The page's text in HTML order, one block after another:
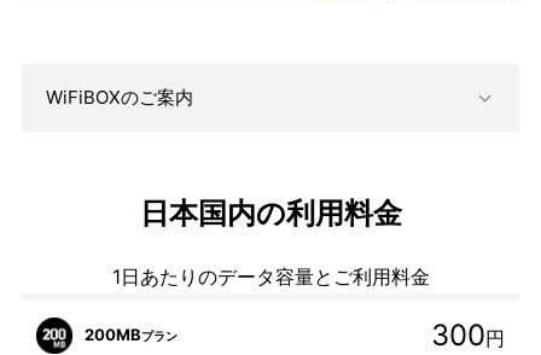
WiFiBOXのご案内
日本国内の利用料金
1日あたりのデータ容量とご利用料金
200MBプラン 300円